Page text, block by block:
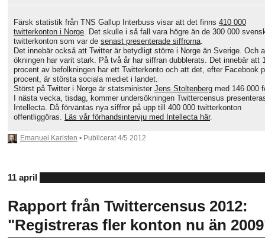
Färsk statistik från TNS Gallup Interbuss visar att det finns 410 000
twitterkonton i Norge . Det skulle i så fall vara högre än de 300 000
twitterkonton som var de senast presenterade siffrorna
Det innebär också att Twitter är betydligt större i Norge än Sverige. Och
ökningen har varit stark. På två år har siffran dubblerats. Det innebär att
procent av befolkningen har ett Twitterkonto och att det, efter Facebook
procent, är största sociala mediet i landet.
Störst på Twitter i Norge är statsminister Jens Stoltenberg med 146 000
I nästa vecka, tisdag, kommer undersökningen Twittercensus
Intellecta. Då förväntas nya siffror på upp till 400 000 twitterkonton
offentliggöras. Läs vår förhandsintervju med Intellecta här.
Emanuel Karlsten • Publicerat 4/5 2012
11 april
Rapport från Twittercensus 2012:
"Registreras fler konton nu än